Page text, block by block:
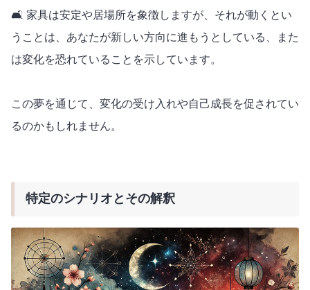
🛋️ 家具は安定や居場所を象徴しますが、それが動くとい
うことは、あなたが新しい方向に進もうとしている、また
は変化を恐れていることを示しています。
この夢を通じて、変化の受け入れや自己成長を促されてい
るのかもしれません。
特定のシナリオとその解釈